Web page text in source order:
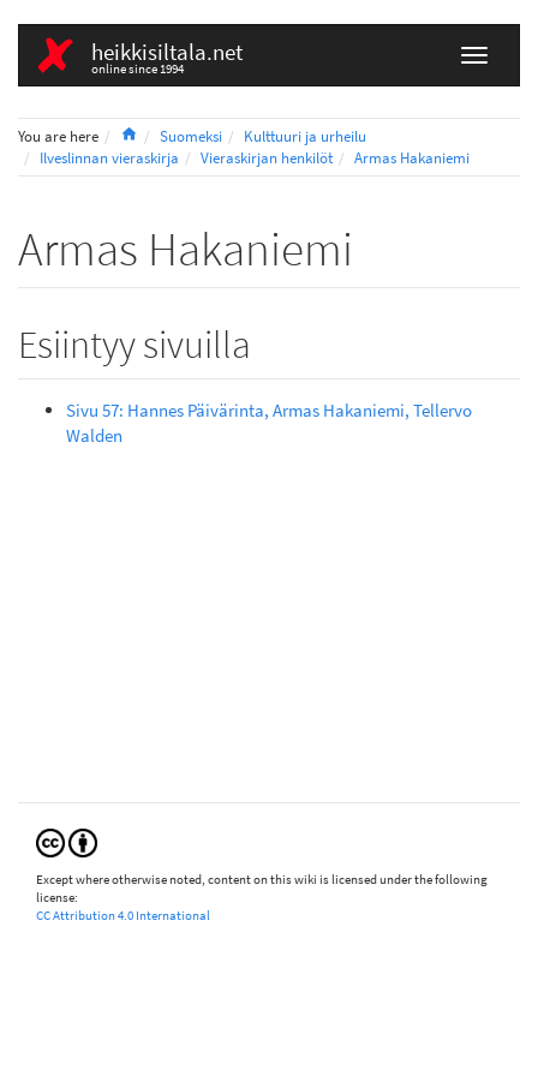
heikkisiltala.net
online since 1994
You are here HomeSuomeksi
Kulttuuri ja urheilu
Ilveslinnan vieraskirja
Vieraskirjan henkilöt Armas Hakaniemi
Armas Hakaniemi
Esiintyy sivuilla
Sivu 57: Hannes Päivärinta, Armas Hakaniemi, Tellervo
Walden
Except where otherwise noted, content on this wiki is licensed under the following
license:
CC Attribution 4.0 International